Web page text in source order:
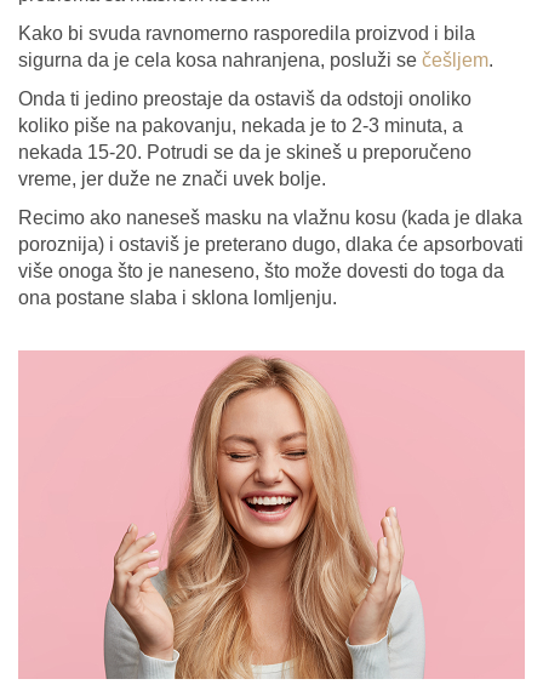
Kako bi svuda ravnomerno rasporedila proizvod i bila
sigurna da je cela kosa nahranjena, posluži se češljem.
Onda ti jedino preostaje da ostaviš da odstoji onoliko
koliko piše na pakovanju, nekada je to 2-3 minuta, a
nekada 15-20. Potrudi se da je skineš u preporučeno
vreme, jer duže ne znači uvek bolje.
Recimo ako naneseš masku na vlažnu kosu (kada je dlaka
poroznija) i ostaviš je preterano dugo, dlaka će apsorbovati
više onoga što je naneseno, što može dovesti do toga da
ona postane slaba i sklona lomljenju.